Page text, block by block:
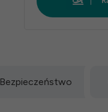
Bezpieczeństwo